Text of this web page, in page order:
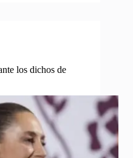
los dichos de